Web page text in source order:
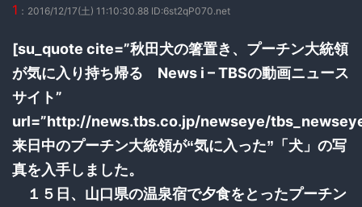
1 ：2016/12/17(土) 11:10:30.88 ID:6st2qP070.net
[su_quote cite=”秋田犬の箸置き、プーチン大統領
が気に入り持ち帰る News i – TBSの動画ニュース
サイト”
url=”http://news.tbs.co.jp/newseye/
来日中のプーチン大統領が“気に入った”「犬」の写
真を入手しました。
１５日、山口県の温泉宿で夕食をとったプーチン